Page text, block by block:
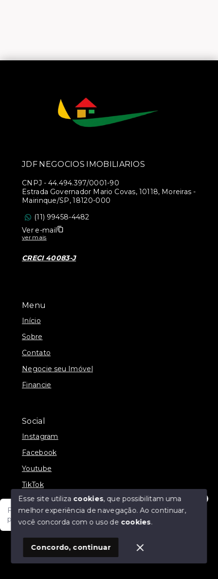
Fale com um de nossos consultores! Estamos
prontos para atende-lo e orienta-lo!
Menu
Início
Sobre
Contato
Negocie seu Imóvel
Financie
Social
Instagram
Facebook
Youtube
TikTok
© Copyright 2026 - JDF NEGOCIOS IMOBILIARIOS -
SITE PARA IMOBILIARIA
JDF NEGOCIOS IMOBILIARIOS
CNPJ - 44.494.397/0001-90
Estrada Governador Mario Covas, 10118, Moreiras -
Mairinque/SP, 18120-000
(11) 99458-4482
Ver e-mail
ver mais
CRECI 40083-J
Esse site utiliza cookies, que possibilitam uma
melhor experiência de navegação.Ao continuar,
você concorda com o uso de cookies.
Concordo, continuar